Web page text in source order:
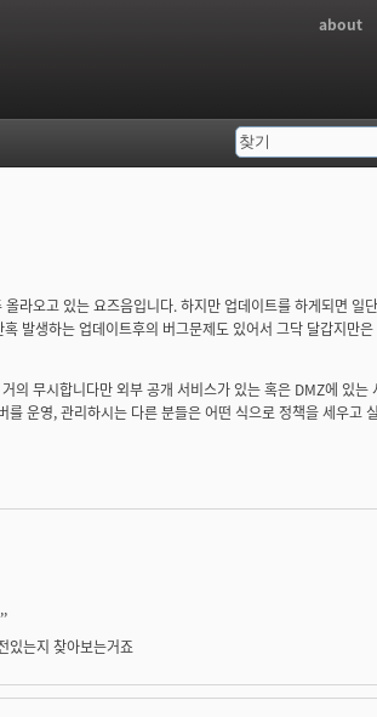
about
라오고 있는 요즈음입니다. 하지만 업데이트를 하게되면 일단
발생하는 업데이트후의 버그문제도 있어서 그닥 달갑지만은
의 무시합니다만 외부 공개 서비스가 있는 혹은 DMZ에 있는
운영, 관리하시는 다른 분들은 어떤 식으로 정책을 세우고
있는지 찾아보는거죠
검색 폼